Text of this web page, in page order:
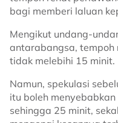
bagi memberi laluan
Mengikut undang-
antarabangsa,
tidak melebihi 15 minit.
Namun, spekulasi
itu boleh
sehingga 25 minit,